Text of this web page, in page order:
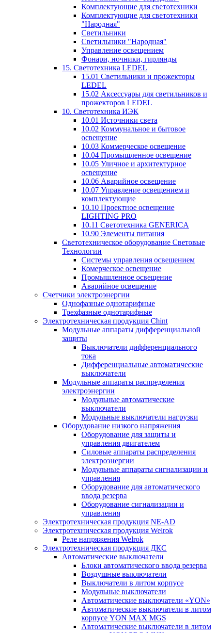
Комплектующие для светотехники
Комплектующие для светотехники
"Народная"
Светильники
Светильники "Народная"
Управление освещением
Фонари, ночники, гирлянды
15. Светотехника LEDEL
15.01 Светильники и прожекторы
LEDEL
15.02 Аксессуары для светильников и
прожекторов LEDEL
10. Светотехника ИЭК
10.01 Источники света
10.02 Коммунальное и бытовое
освещение
10.03 Коммерческое освещение
10.04 Промышленное освещение
10.05 Уличное и архитектурное
освещение
10.06 Аварийное освещение
10.07 Управление освещением и
комплектующие
10.10 Проектное освещение
LIGHTING PRO
10.11 Светотехника GENERICA
10.90 Элементы питания
Светотехническое оборудование Световые
Технологии
Системы управления освещением
Комерческое освещение
Промышленное освещение
Аварийное освещение
Счетчики электроэнергии
Однофазные однотарифные
Трехфазные однотарифные
Электротехническая продукция Chint
Модульные аппараты дифференциальной
защиты
Выключатели дифференциального
тока
Дифференциальные автоматические
выключатели
Модульные аппараты распределения
электроэнергии
Модульные автоматические
выключатели
Модульные выключатели нагрузки
Оборудование низкого напряжения
Оборудование для защиты и
управления двигателем
Силовые аппараты распределения
электроэнергии
Модульные аппараты сигнализации и
управления
Оборудование для автоматического
ввода резерва
Оборудование сигнализации и
управления
Электротехническая продукция NE-AD
Электротехническая продукция Welrok
Реле напряжения Welrok
Электротехническая продукция ДКС
Автоматические выключатели
Блоки автоматического ввода резерва
Воздушные выключатели
Выключатели в литом корпусе
Модульные выключатели
Автоматические выключатели «YON»
Автоматические выключатели в литом
корпусе YON MAX MGS
Автоматические выключатели в литом